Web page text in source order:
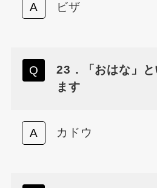
ビザ
23．「おはな」と
ます
カドウ